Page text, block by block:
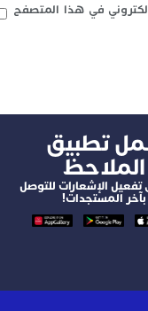
هذا المتصفح
للتوصل